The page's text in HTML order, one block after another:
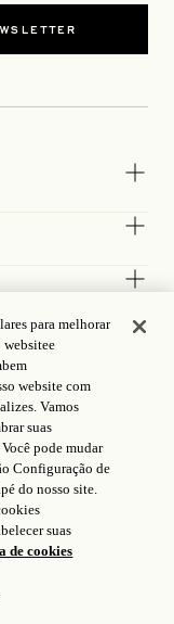
para melhorar
websitee
website com
Vamos
suas
pode mudar
Configuração de
do nosso site.
suas
de cookies